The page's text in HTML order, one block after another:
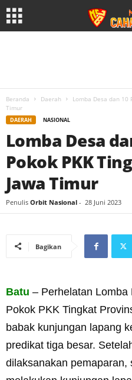
Beranda Daerah
Lomba Desa dan 10
Timur
DAERAH NASIONAL
Lomba Desa
Pokok PKK
Jawa Timur
Penulis Orbit Nasional - 28 Juni 2023
Bagikan
Batu – Perhelatan Lomba
Pokok PKK Tingkat
babak kunjungan lapang
predikat tiga besar.
dilaksanakan pemaparan,